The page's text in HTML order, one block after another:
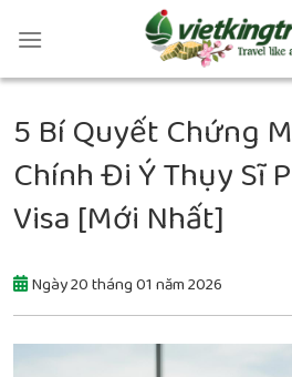
5 Bí Quyết Chứng
Chính Đi Ý Thụy Sĩ
Visa [Mới Nhất]
Ngày 20 tháng 01 năm 2026